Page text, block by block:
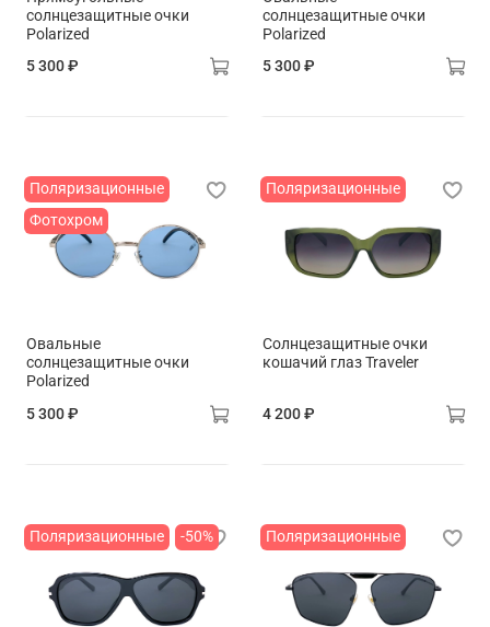
солнцезащитные очки
Polarized
5 300 ₽
солнцезащитные очки
Polarized
5 300 ₽
Поляризационные
Фотохром
Овальные
солнцезащитные очки
Polarized
5 300 ₽
Поляризационные
Солнцезащитные очки
кошачий глаз Traveler
4 200 ₽
Поляризационные -50% Поляризационные